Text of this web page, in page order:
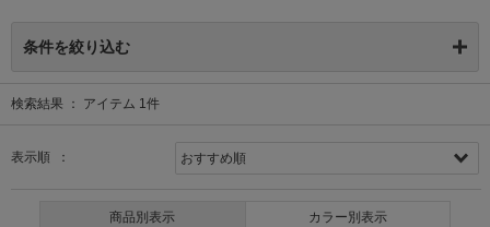
条件を絞り込む
検索結果 ： アイテム 1件
表示順 ：
商品別表示 カラー別表示